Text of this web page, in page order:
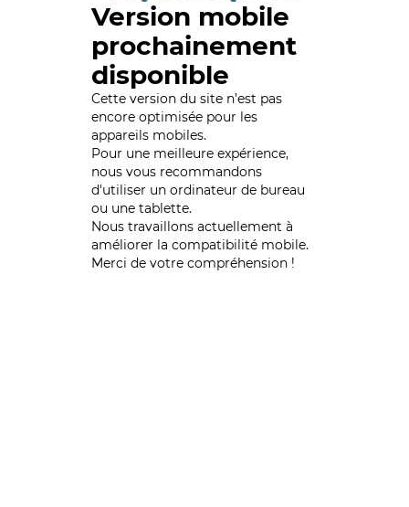
Version mobile
prochainement
disponible
Cette version du site n’est pas
encore optimisée pour les
appareils mobiles.
Pour une meilleure expérience,
nous vous recommandons
d'utiliser un ordinateur de bureau
ou une tablette.
Nous travaillons actuellement à
améliorer la compatibilité mobile.
Merci de votre compréhension !